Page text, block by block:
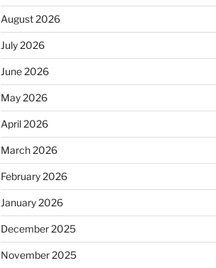
August 2026
July 2026
June 2026
May 2026
April 2026
March 2026
February 2026
January 2026
December 2025
November 2025